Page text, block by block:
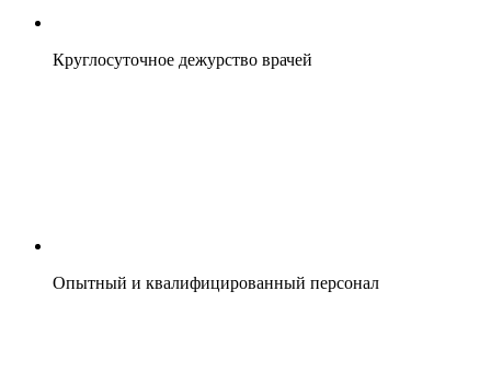
Круглосуточное дежурство врачей
Опытный и квалифицированный персонал